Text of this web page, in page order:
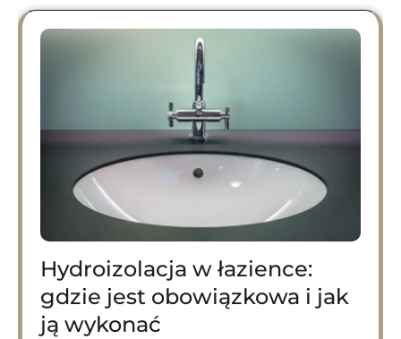
Hydroizolacja w łazience:
gdzie jest obowiązkowa i jak
ją wykonać